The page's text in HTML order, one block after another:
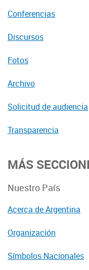
Conferencias
Discursos
Fotos
Archivo
Solicitud de audiencia
Transparencia
MÁS
Nuestro País
Acerca de Argentina
Organización
Símbolos Nacionales